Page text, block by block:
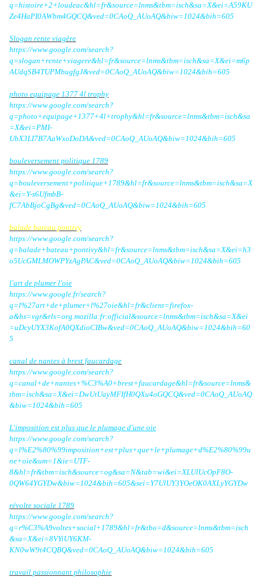
q=histoire+2+loudeac&hl=fr&source=lnms&tbm=isch&sa=X&ei=A59KU
Ze4HaPI0AWbm4GQCQ&ved=0CAoQ_AUoAQ&biw=1024&bih=605
Slogan rente viagère
https://www.google.com/search?
q=slogan+rente+viagere&hl=fr&source=lnms&tbm=isch&sa=X&ei=m6p
AUdqSB4TUPMbugfgJ&ved=0CAoQ_AUoAQ&biw=1024&bih=605
photo equipage 1377 4l trophy
https://www.google.com/search?
q=photo+equipage+1377+4l+trophy&hl=fr&source=lnms&tbm=isch&sa
=X&ei=PMI-
UbX3LI7B7AaWxoDoDA&ved=0CAoQ_AUoAQ&biw=1024&bih=605
bouleversement politique 1789
https://www.google.com/search?
q=bouleversement+politique+1789&hl=fr&source=lnms&tbm=isch&sa=X
&ei=Y-s6UfmbB-
fC7AbBjoCgBg&ved=0CAoQ_AUoAQ&biw=1024&bih=605
balade bateau pontivy
https://www.google.com/search?
q=balade+bateau+pontivy&hl=fr&source=lnms&tbm=isch&sa=X&ei=h3
o5UcGMLMOWPYzAgPAC&ved=0CAoQ_AUoAQ&biw=1024&bih=605
l'art de plumer l'oie
https://www.google.fr/search?
q=l%27art+de+plumer+l%27oie&hl=fr&client=firefox-
a&hs=vgr&rls=org.mozilla:fr:official&source=lnms&tbm=isch&sa=X&ei
=uDcyUYX3KofA0QXdioCIBw&ved=0CAoQ_AUoAQ&biw=1024&bih=60
5
canal de nantes à brest faucardage
https://www.google.com/search?
q=canal+de+nantes+%C3%A0+brest+faucardage&hl=fr&source=lnms&
tbm=isch&sa=X&ei=DwUtUayMFIfH0QXu4oGQCQ&ved=0CAoQ_AUoAQ
&biw=1024&bih=605
L'imposition est plus que le plumage d'une oie
https://www.google.com/search?
q=l%E2%80%99imposition+est+plus+que+le+plumage+d%E2%80%99u
ne+oie&um=1&ie=UTF-
8&hl=fr&tbm=isch&source=og&sa=N&tab=wi&ei=XLUlUcOpF8O-
0QW64YGYDw&biw=1024&bih=605&sei=Y7UlUY3YOeOK0AXLyYGYDw
révolte sociale 1789
https://www.google.com/search?
q=r%C3%A9voltes+social+1789&hl=fr&tbo=d&source=lnms&tbm=isch
&sa=X&ei=8VYiUY6KM-
KN0wW9t4CQBQ&ved=0CAoQ_AUoAQ&biw=1024&bih=605
travail passionnant philosophie